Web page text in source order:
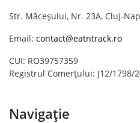
Str. Măceșului, Nr. 23A, Cluj-
Email: contact@eatntrack.ro
CUI: RO39757359
Registrul Comerțului: J12/1798/
Navigație